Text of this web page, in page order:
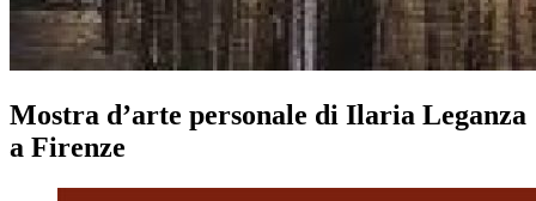
Mostra d’arte personale di Ilaria Leganza
a Firenze